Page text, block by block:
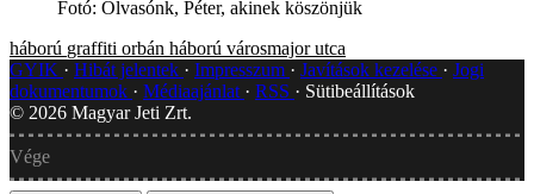
Fotó: Olvasónk, Péter, akinek köszönjük
háború graffiti orbán háború városmajor utca
GYIK
Hibát jelentek Impresszum Javítások kezelése
Jogi
dokumentumok
Médiaajánlat RSS
Sütibeállítások
© 2026 Magyar Jeti Zrt.
Vége